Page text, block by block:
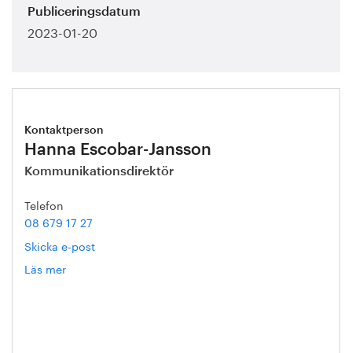
Publiceringsdatum
2023-01-20
Kontaktperson
Hanna Escobar-Jansson
Kommunikationsdirektör
Telefon
08 679 17 27
Skicka e-post
Läs mer